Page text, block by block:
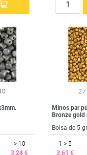
> 10
3,24 €
Minos par
Bronze gold
Bolsa de 5
1 > 5
3,61 €